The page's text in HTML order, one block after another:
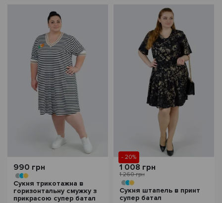
990 грн
Сукня трикотажна в
горизонтальну смужку з
прикрасою супер батал
- 20%
1 008 грн
1 260 грн
Сукня штапель в принт
супер батал